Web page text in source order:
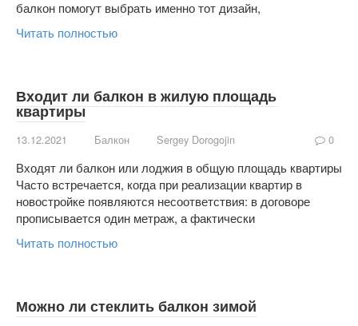
балкон помогут выбрать именно тот дизайн,
Читать полностью
Входит ли балкон в жилую площадь
квартиры
13.12.2021 Балкон Sergey Dorogojin 0
Входят ли балкон или лоджия в общую площадь квартиры
Часто встречается, когда при реализации квартир в
новостройке появляются несоответствия: в договоре
прописывается один метраж, а фактически
Читать полностью
Можно ли стеклить балкон зимой